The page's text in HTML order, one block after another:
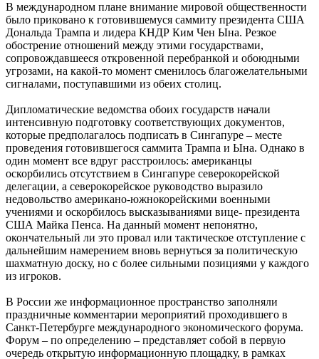
В международном плане внимание мировой общественности
было приковано к готовившемуся саммиту президента США
Дональда Трампа и лидера КНДР Ким Чен Ына. Резкое
обострение отношений между этими государствами,
сопровождавшееся откровенной перебранкой и обоюдными
угрозами, на какой-то момент сменилось благожелательными
сигналами, поступавшими из обеих столиц.
Дипломатические ведомства обоих государств начали
интенсивную подготовку соответствующих документов,
которые предполагалось подписать в Сингапуре – месте
проведения готовившегося саммита Трампа и Ына. Однако в
один момент все вдруг расстроилось: американцы
оскорбились отсутствием в Сингапуре северокорейской
делегации, а северокорейское руководство выразило
недовольство американо-южнокорейскими военными
учениями и оскорбилось высказываниями вице- президента
США Майка Пенса. На данный момент непонятно,
окончательный ли это провал или тактическое отступление с
дальнейшим намерением вновь вернуться за политическую
шахматную доску, но с более сильными позициями у каждого
из игроков.
В России же информационное пространство заполняли
праздничные комментарии мероприятий проходившего в
Санкт-Петербурге международного экономического форума.
Форум – по определению – представляет собой в первую
очередь открытую информационную площадку, в рамках